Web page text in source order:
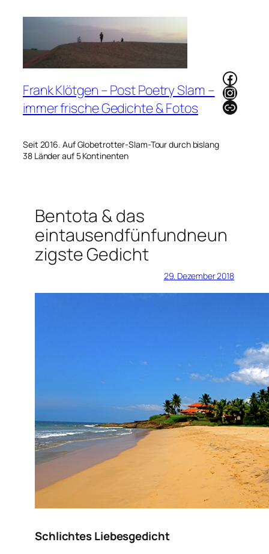
Frank Klötgen – Post Poetry Slam –
immer frische Gedichte & Fotos
Seit 2016. Auf Globetrotter-Slam-Tour durch bislang
38 Länder auf 5 Kontinenten
Link
Bentota & das
eintausendfünfundneun
zigste Gedicht
29. Dezember 2018
Schlichtes Liebesgedicht